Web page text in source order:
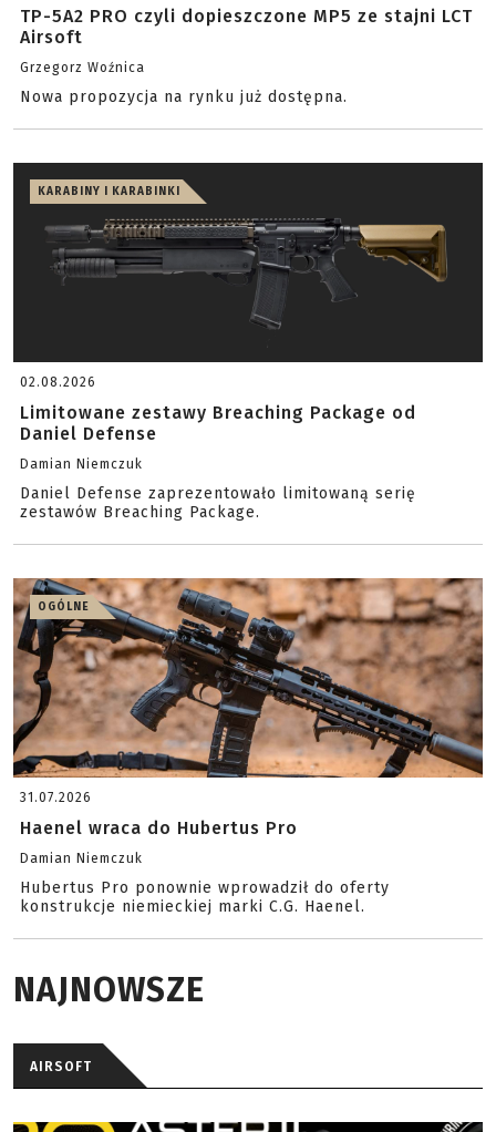
TP-5A2 PRO czyli dopieszczone MP5 ze stajni LCT
Airsoft
Grzegorz Woźnica
Nowa propozycja na rynku już dostępna.
KARABINY I KARABINKI
02.08.2026
Limitowane zestawy Breaching Package od
Daniel Defense
Damian Niemczuk
Daniel Defense zaprezentowało limitowaną serię
zestawów Breaching Package.
OGÓLNE
31.07.2026
Haenel wraca do Hubertus Pro
Damian Niemczuk
Hubertus Pro ponownie wprowadził do oferty
konstrukcje niemieckiej marki C.G. Haenel.
NAJNOWSZE
AIRSOFT